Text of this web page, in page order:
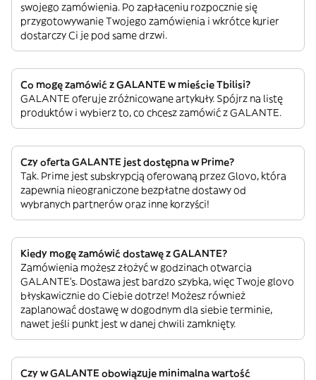
swojego zamówienia. Po zapłaceniu rozpocznie się
przygotowywanie Twojego zamówienia i wkrótce kurier
dostarczy Ci je pod same drzwi.
Co mogę zamówić z GALANTE w mieście Tbilisi?
GALANTE oferuje zróżnicowane artykuły. Spójrz na listę
produktów i wybierz to, co chcesz zamówić z GALANTE.
Czy oferta GALANTE jest dostępna w Prime?
Tak. Prime jest subskrypcją oferowaną przez Glovo, która
zapewnia nieograniczone bezpłatne dostawy od
wybranych partnerów oraz inne korzyści!
Kiedy mogę zamówić dostawę z GALANTE?
Zamówienia możesz złożyć w godzinach otwarcia
GALANTE’s. Dostawa jest bardzo szybka, więc Twoje glovo
błyskawicznie do Ciebie dotrze! Możesz również
zaplanować dostawę w dogodnym dla siebie terminie,
nawet jeśli punkt jest w danej chwili zamknięty.
Czy w GALANTE obowiązuje minimalna wartość